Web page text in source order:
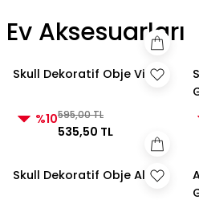
3000 TL ve Üzeri Alışverişlerde Kargo
3000 TL ve Üzeri Alışverişlerde Kargo
3000 TL ve Üzeri Alışverişlerde Kargo
Ev Aksesuarları
Skull Dekoratif Obje Vizon
%10595,00 TL
535,50 TL
Skull Dekoratif Obje Altın